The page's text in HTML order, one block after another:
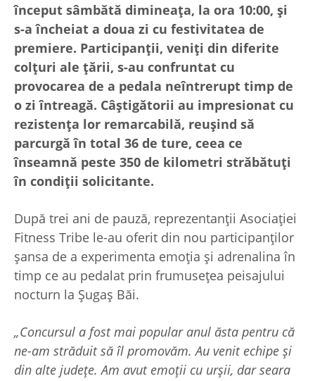
început sâmbătă dimineața, la ora 10:00, și
s-a încheiat a doua zi cu festivitatea de
premiere. Participanții, veniți din diferite
colțuri ale țării, s-au confruntat cu
provocarea de a pedala neîntrerupt timp de
o zi întreagă. Câștigătorii au impresionat cu
rezistența lor remarcabilă, reușind să
parcurgă în total 36 de ture, ceea ce
înseamnă peste 350 de kilometri străbătuți
în condiții solicitante.
După trei ani de pauză, reprezentanții Asociației
Fitness Tribe le-au oferit din nou participanților
șansa de a experimenta emoția și adrenalina în
timp ce au pedalat prin frumusețea peisajului
nocturn la Şugaş Băi.
„Concursul a fost mai popular anul ăsta pentru că
ne-am străduit să îl promovăm. Au venit echipe și
din alte județe. Am avut emoții cu urșii, dar seara